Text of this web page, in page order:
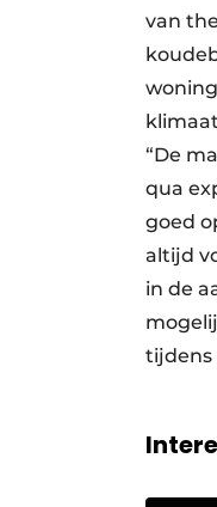
van
“De
qua
goed
altijd
in de
tijdens